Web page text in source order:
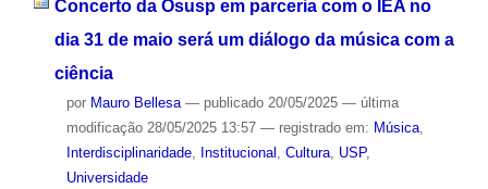
Concerto da Osusp em parceria com o IEA no
dia 31 de maio será um diálogo da música com a
ciência
por Mauro Bellesa — publicado20/05/2025 — última
modificação28/05/2025 13:57 — registrado em: Música,
Interdisciplinaridade, Institucional Cultura, USP,
Universidade